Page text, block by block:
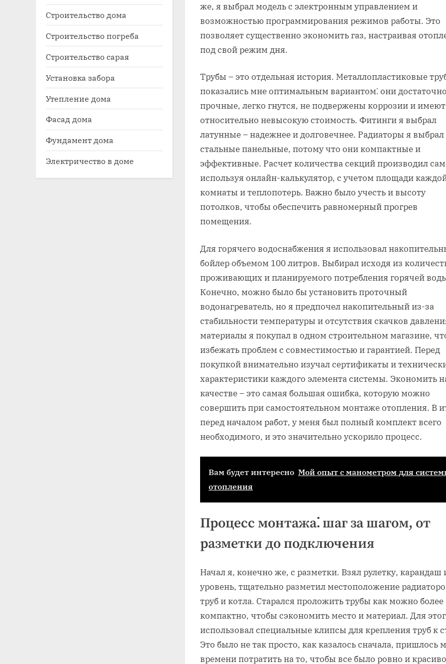
же, я выбрал модель с электронным управлением и
возможностью программирования режимов работы. Это
позволяет существенно экономить газ, настраивая
под свой режим дня.
Трубы – это отдельная история. Металлопластиковые
показались мне оптимальным вариантом⁚ они достаточно
прочные, легко гнутся, не подвержены коррозии и имеют
относительно невысокую стоимость. Фитинги я выбрал
латунные – надежнее и долговечнее. Радиаторы я выбрал
стальные панельные, потому что они компактные и
эффективные. Расчет количества секций производил
используя онлайн-калькулятор, с учетом площади
комнаты и теплопотерь. Важно было учесть и высоту
потолков, чтобы обеспечить равномерный прогрев
помещения.
Для горячего водоснабжения я использовал
бойлер объемом 100 литров. Выбирал исходя из
проживающих и планируемого потребления горячей
Конечно, можно было бы установить проточный
водонагреватель, но я предпочел накопительный из-за
стабильности температуры и отсутствия скачков
материалы я покупал в одном строительном магазине,
избежать проблем с совместимостью и гарантией. Перед
покупкой внимательно изучал сертификаты и
характеристики каждого элемента системы. Экономить
качестве – это самая большая ошибка, которую можно
совершить при самостоятельном монтаже отопления. В
перед началом работ, у меня был полный комплект всего
необходимого, и это значительно ускорило процесс.
Вам будет интересно Мой опыт с манометром для
отопления
Процесс монтажа⁚ шаг за шагом, от
разметки до подключения
Начал я, конечно же, с разметки. Взял рулетку, карандаш
уровень, тщательно разметил местоположение
труб и котла. Старался проложить трубы как можно более
компактно, чтобы сэкономить место и материал. Для
использовал специальные клипсы для крепления труб к
Это было не так просто, как казалось сначала, пришлось
времени потратить на то, чтобы все было ровно и
Строительство дома
Строительство погреба
Строительство сарая
Установка забора
Утепление дома
Фасад дома
Фундамент дома
Электричество в доме